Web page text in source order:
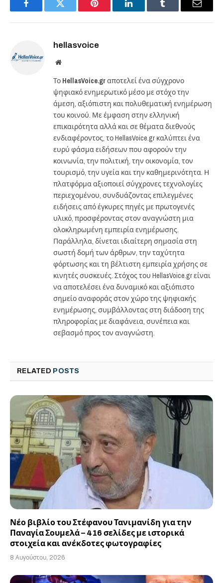
FacebookTwitter Pinterest LinkedInTumblr Email
hellasvoice
Website
Το HellasVoice.grαποτελεί ένα σύγχρονο
ψηφιακό ενημερωτικό μέσο με στόχο την
άμεση, αξιόπιστη και πολυθεματική ενημέρωση
του κοινού. Με έμφαση στην ελληνική
επικαιρότητα αλλά και σε θέματα διεθνούς
ενδιαφέροντος, το HellasVoice.gr καλύπτει ένα
ευρύ φάσμα ειδήσεων που αφορούν την
κοινωνία, την πολιτική, την οικονομία, τον
τουρισμό, την υγεία και την καθημερινότητα. Η
πλατφόρμα αξιοποιεί σύγχρονες τεχνολογίες
περιεχομένου, συνδυάζοντας επιλεγμένες
ειδήσεις από έγκυρες πηγές με πρωτογενές
υλικό, προσφέροντας στον αναγνώστη μια
ολοκληρωμένη εμπειρία ενημέρωσης.
Παράλληλα, δίνεται ιδιαίτερη σημασία στη
σωστή δομή των άρθρων, την ταχύτητα
φόρτωσης και τη βέλτιστη εμπειρία χρήσης σε
κινητές συσκευές. Στόχος του HellasVoice.gr είναι
να αποτελέσει ένα δυναμικό και αξιόπιστο
σημείο αναφοράς στον χώρο της ψηφιακής
ενημέρωσης, συμβάλλοντας στη διάδοση της
πληροφορίας με διαφάνεια, συνέπεια και
σεβασμό προς τον αναγνώστη.
RELATED POSTS
Νέο βιβλίο του Στέφανου Τανιμανίδη για την
Παναγία Σουμελά – 416 σελίδες με ιστορικά
στοιχεία και ανέκδοτες φωτογραφίες
8 Αυγούστου, 2026